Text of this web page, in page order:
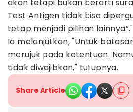
akan tetapi bukan berarti
Test Antigen tidak bisa
tetap menjadi pilihan
Ia melanjutkan, "Untuk
merujuk pada ketentuan.
tidak diwajibkan," tutupnya.
Share Article